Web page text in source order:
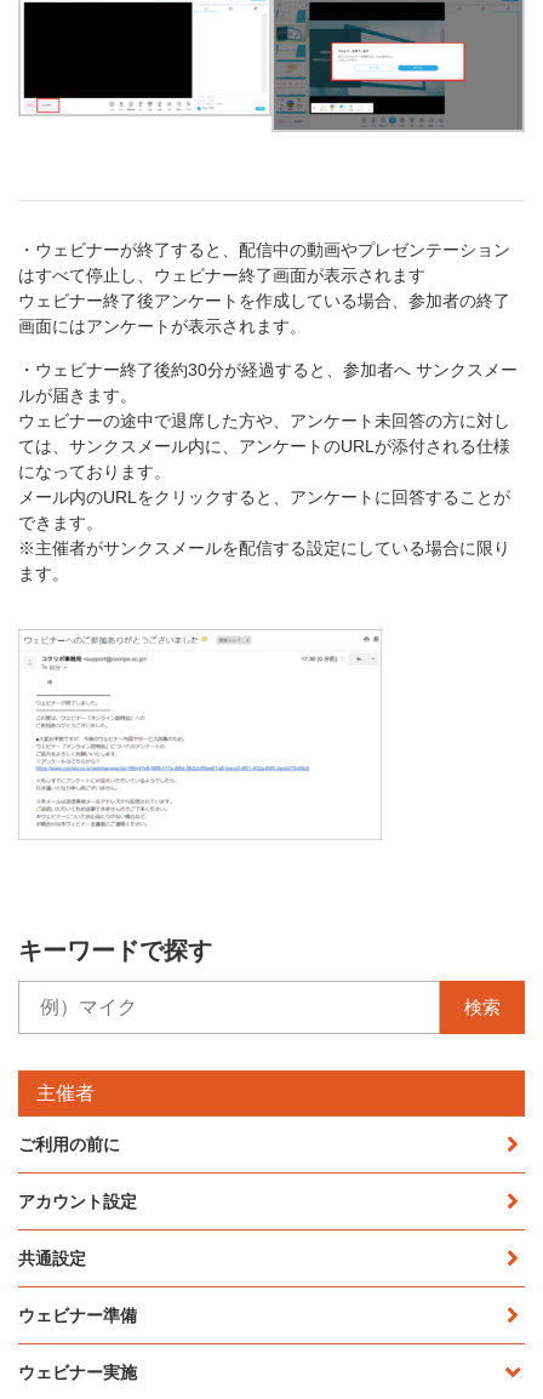
キーワードで探す
検索
主催者
ご利用の前に
アカウント設定
共通設定
ウェビナー準備
ウェビナー実施
・ウェビナーが終了すると、配信中の動画やプレゼンテーション
はすべて停止し、ウェビナー終了画面が表示されます
ウェビナー終了後アンケートを作成している場合、参加者の終了
画面にはアンケートが表示されます。
・ウェビナー終了後約30分が経過すると、参加者へ サンクスメー
ルが届きます。
ウェビナーの途中で退席した方や、アンケート未回答の方に対し
ては、サンクスメール内に、アンケートのURLが添付される仕様
になっております。
メール内のURLをクリックすると、アンケートに回答することが
できます。
※主催者がサンクスメールを配信する設定にしている場合に限り
ます。